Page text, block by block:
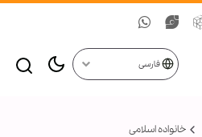
فارسی
خانواده اسلامی